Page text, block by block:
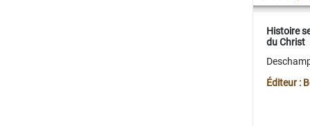
Histoire
du Christ
Éditeur :